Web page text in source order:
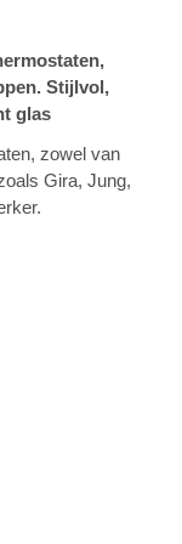
Stijlvol,
glas
zowel van
Gira, Jung,